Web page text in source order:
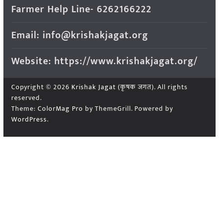
Farmer Help Line- 6262166222
Email: info@krishakjagat.org
Website: https://www.krishakjagat.org/
Copyright © 2026 Krishak Jagat (कृषक जगत). All rights
reserved.
Theme: ColorMag Pro by ThemeGrill. Powered by
WordPress.